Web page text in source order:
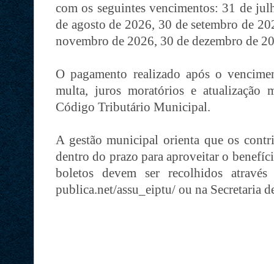
com os seguintes vencimentos: 31 de
de agosto de 2026, 30 de setembro de
novembro de 2026, 30 de dezembro de
O pagamento realizado após o
multa, juros moratórios e atualização
Código Tributário Municipal.
A gestão municipal orienta que os
dentro do prazo para aproveitar o
boletos devem ser recolhidos
publica.net/assu_eiptu/ ou na Secretaria